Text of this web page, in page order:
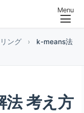
Menu
ング ›
k-means法
考え方